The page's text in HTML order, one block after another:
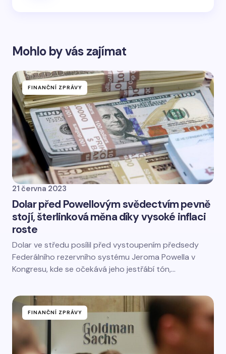
Mohlo by vás zajímat
FINANČNÍ ZPRÁVY
21 června 2023
Dolar před Powellovým svědectvím pevně
stojí, šterlinková měna díky vysoké inflaci
roste
Dolar ve středu posílil před vystoupením předsedy
Federálního rezervního systému Jeroma Powella v
Kongresu, kde se očekává jeho jestřábí tón,…
FINANČNÍ ZPRÁVY